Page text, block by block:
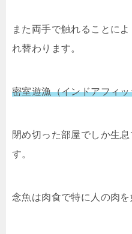
また両手で触れることに
れ替わります。
密室遊漁（インドアフィ
閉め切った部屋でしか生
す。
念魚は肉食で特に人の肉を